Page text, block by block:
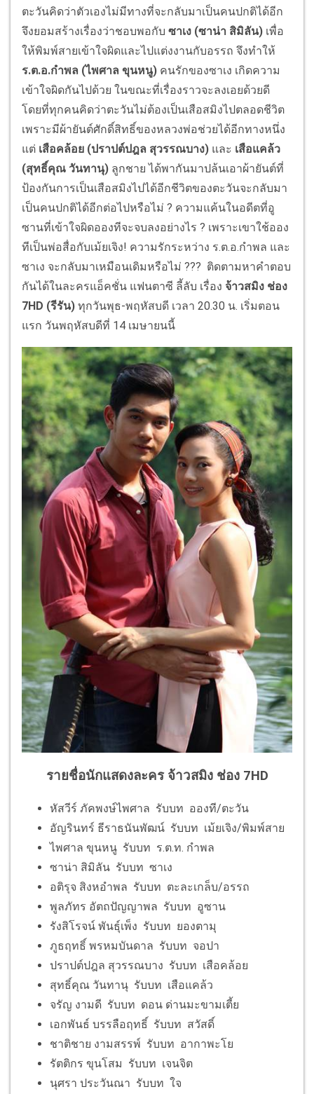
ตะวันคิดว่าตัวเองไม่มีทางที่จะกลับมาเป็นคนปกติได้อีก
จึงยอมสร้างเรื่องว่าชอบพอกับ ซาเง (ซาน่า สิมิลัน) เพื่อ
ให้พิมพ์สายเข้าใจผิดและไปแต่งงานกับอรรถ จึงทำให้
ร.ต.อ.กำพล (ไพศาล ขุนหนู) คนรักของซาเง เกิดความ
เข้าใจผิดกันไปด้วย ในขณะที่เรื่องราวจะลงเอยด้วยดี
โดยที่ทุกคนคิดว่าตะวันไม่ต้องเป็นเสือสมิงไปตลอดชีวิต
เพราะมีผ้ายันต์ศักดิ์สิทธิ์ของหลวงพ่อช่วยได้อีกทางหนึ่ง
แต่ เสือคล้อย (ปราปต์ปฎล สุวรรณบาง) และ เสือแคล้ว
(สุทธิ์คุณ วันทานุ) ลูกชาย ได้พากันมาปล้นเอาผ้ายันต์ที่
ป้องกันการเป็นเสือสมิงไปได้อีกชีวิตของตะวันจะกลับมา
เป็นคนปกติได้อีกต่อไปหรือไม่ ? ความแค้นในอดีตที่อู
ซานที่เข้าใจผิดอองทีจะจบลงอย่างไร ? เพราะเขาใช้ออง
ทีเป็นพ่อสื่อกับเม้ยเจิง! ความรักระหว่าง ร.ต.อ.กำพล และ
ซาเง จะกลับมาเหมือนเดิมหรือไม่ ??? ติดตามหาคำตอบ
กันได้ในละครแอ็คชั่น แฟนตาซี ลี้ลับ เรื่อง จ้าวสมิง ช่อง
7HD (รีรัน) ทุกวันพุธ-พฤหัสบดี เวลา 20.30 น. เริ่มตอน
แรก วันพฤหัสบดีที่ 14 เมษายนนี้
รายชื่อนักแสดงละคร จ้าวสมิง ช่อง 7HD
หัสวีร์ ภัคพงษ์ไพศาล รับบท อองที/ตะวัน
อัญรินทร์ ธีราธนันพัฒน์ รับบท เม้ยเจิง/พิมพ์สาย
ไพศาล ขุนหนู รับบท ร.ต.ท. กำพล
ซาน่า สิมิลัน รับบท ซาเง
อติรุจ สิงหอำพล รับบท ตะละเกล็บ/อรรถ
พูลภัทร อัตถปัญญาพล รับบท อูซาน
รังสิโรจน์ พันธุ์เพ็ง รับบท ยองตามุ
ภูธฤทธิ์ พรหมบันดาล รับบท จอปา
ปราปต์ปฎล สุวรรณบาง รับบท เสือคล้อย
สุทธิ์คุณ วันทานุ รับบท เสือแคล้ว
จรัญ งามดี รับบท ดอน ด่านมะขามเตี้ย
เอกพันธ์ บรรลือฤทธิ์ รับบท สวัสดิ์
ชาติชาย งามสรรพ์ รับบท อากาพะโย
รัตติกร ขุนโสม รับบท เจนจิต
นุศรา ประวันณา รับบท ใจ